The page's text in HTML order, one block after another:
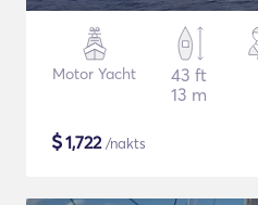
Motor Yacht
43 ft
13 m
$1,722/nakts